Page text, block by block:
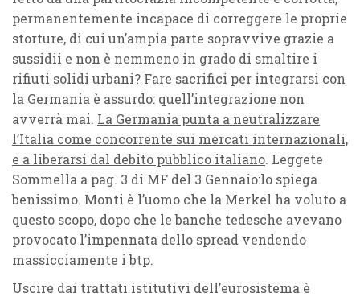
permanentemente incapace di correggere le proprie
storture, di cui un’ampia parte sopravvive grazie a
sussidii e non è nemmeno in grado di smaltire i
rifiuti solidi urbani? Fare sacrifici per integrarsi con
la Germania è assurdo: quell’integrazione non
avverrà mai. La Germania punta a neutralizzare
l’Italia come concorrente sui mercati internazionali,
e a liberarsi dal debito pubblico italiano. Leggete
Sommella a pag. 3 di MF del 3 Gennaio:lo spiega
benissimo. Monti è l’uomo che la Merkel ha voluto a
questo scopo, dopo che le banche tedesche avevano
provocato l’impennata dello spread vendendo
massicciamente i btp.
Uscire dai trattati istitutivi dell’eurosistema è